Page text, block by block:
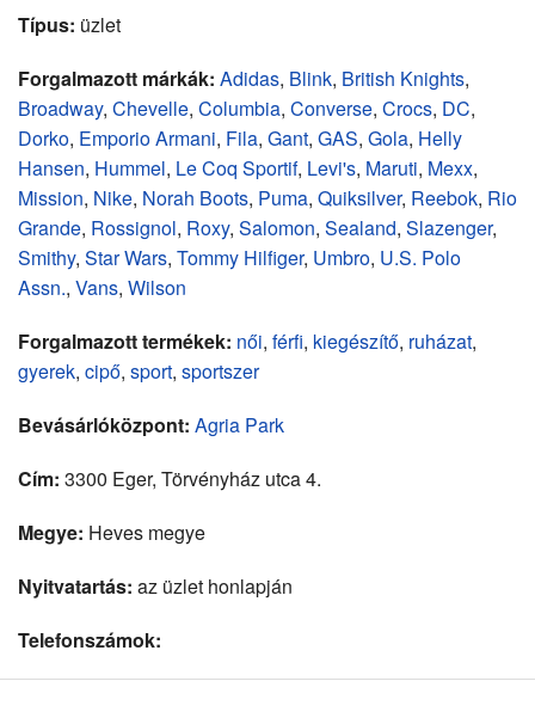
Típus: üzlet
Forgalmazott márkák: Adidas, Blink, British Knights,
Broadway, Chevelle, Columbia, Converse, Crocs, DC,
Dorko, Emporio Armani, Fila, Gant, GAS, Gola, Helly
Hansen, Hummel, Le Coq Sportif, Levi's, Maruti, Mexx,
Mission, Nike, Norah Boots, Puma, Quiksilver, Reebok, Rio
Grande, Rossignol, Roxy, Salomon, Sealand, Slazenger,
Smithy, Star Wars, Tommy Hilfiger, Umbro, U.S. Polo
Assn., Vans, Wilson
Forgalmazott termékek: női, férfi, kiegészítő, ruházat,
gyerek, cipő, sport, sportszer
Bevásárlóközpont: Agria Park
Cím: 3300 Eger, Törvényház utca 4.
Megye: Heves megye
Nyitvatartás: az üzlet honlapján
Telefonszámok: